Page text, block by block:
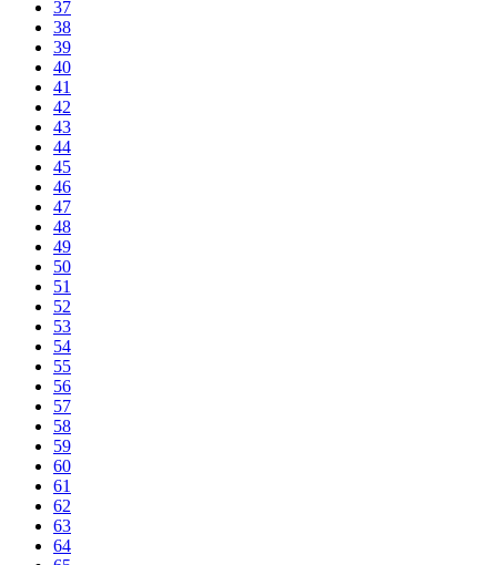
37
38
39
40
41
42
43
44
45
46
47
48
49
50
51
52
53
54
55
56
57
58
59
60
61
62
63
64